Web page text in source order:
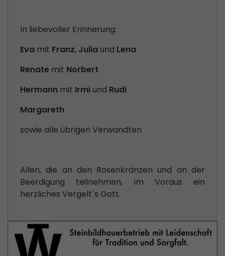
In liebevoller Erinnerung:
Eva mit Franz, Julia und Lena
Renate mit Norbert
Hermann mit Irmi und Rudi
Margareth
sowie alle übrigen Verwandten
Allen, die an den Rosenkränzen und an der
Beerdigung teilnehmen, im Voraus ein
herzliches Vergelt´s Gott.